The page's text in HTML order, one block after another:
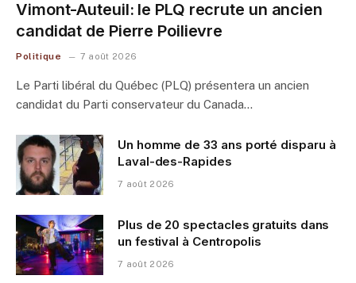
Vimont-Auteuil: le PLQ recrute un ancien
candidat de Pierre Poilievre
Politique 7 août 2026
Le Parti libéral du Québec (PLQ) présentera un ancien
candidat du Parti conservateur du Canada…
Un homme de 33 ans porté disparu à
Laval-des-Rapides
7 août 2026
Plus de 20 spectacles gratuits dans
un festival à Centropolis
7 août 2026